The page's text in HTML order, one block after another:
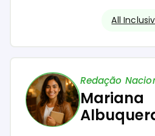
All
Redação
Mariana